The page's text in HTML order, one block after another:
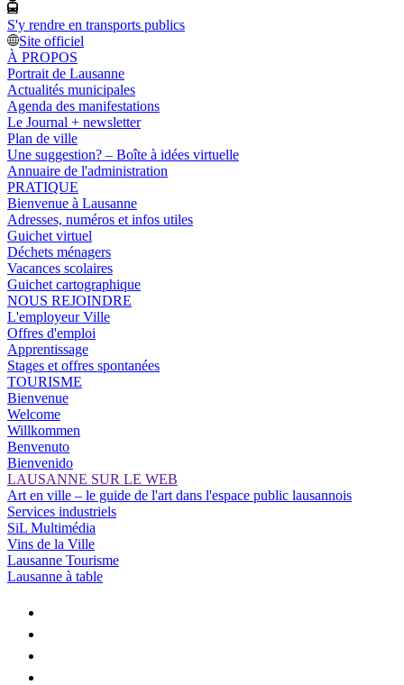
S'y rendre en transports publics
Site officiel
À PROPOS
Portrait de Lausanne
Actualités municipales
Agenda des manifestations
Le Journal + newsletter
Plan de ville
Une suggestion? – Boîte à idées virtuelle
Annuaire de l'administration
PRATIQUE
Bienvenue à Lausanne
Adresses, numéros et infos utiles
Guichet virtuel
Déchets ménagers
Vacances scolaires
Guichet cartographique
NOUS REJOINDRE
L'employeur Ville
Offres d'emploi
Apprentissage
Stages et offres spontanées
TOURISME
Bienvenue
Welcome
Willkommen
Benvenuto
Bienvenido
LAUSANNE SUR LE WEB
Art en ville – le guide de l'art dans l'espace public lausannois
Services industriels
SiL Multimédia
Vins de la Ville
Lausanne Tourisme
Lausanne à table